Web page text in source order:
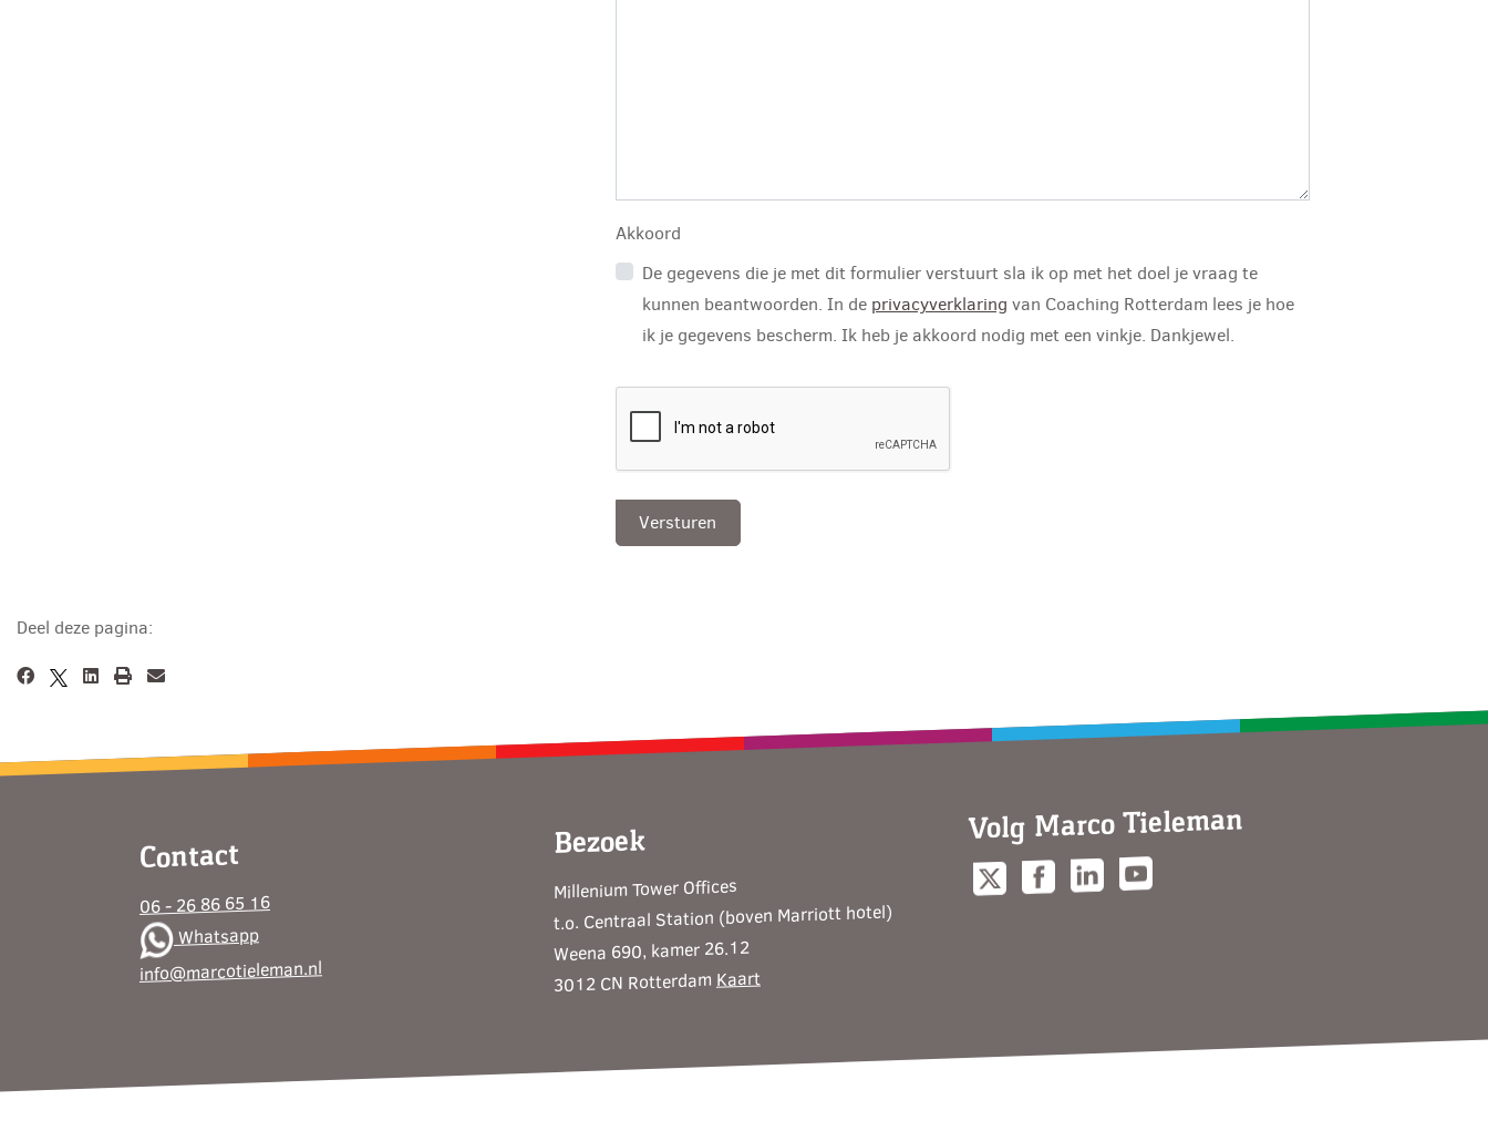
Akkoord
De gegevens die je met dit formulier verstuurt sla ik op met het doel je vraag te
kunnen beantwoorden. In de privacyverklaring van Coaching Rotterdam lees je hoe
ik je gegevens bescherm. Ik heb je akkoord nodig met een vinkje. Dankjewel.
Versturen
Deel deze pagina:
Contact
06 - 26 86 65 16
Whatsapp
info@marcotieleman.nl
Bezoek
Millenium Tower Offices
t.o. Centraal Station (boven Marriott hotel)
Weena 690, kamer 26.12
3012 CN Rotterdam Kaart
Volg Marco Tieleman